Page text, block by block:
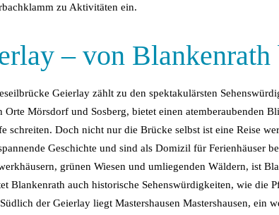
zu Aktivitäten ein.
– von Blankenrath
Geierlay zählt zu den spektakulärsten
Orte Mörsdorf und Sosberg, bietet einen atemberaubenden
schreiten. Doch nicht nur die Brücke selbst ist eine Reise
Geschichte und sind als Domizil für
grünen Wiesen und umliegenden Wäldern, ist
Blankenrath auch historische Sehenswürdigkeiten, wie die
der Geierlay liegt Mastershausen Mastershausen,